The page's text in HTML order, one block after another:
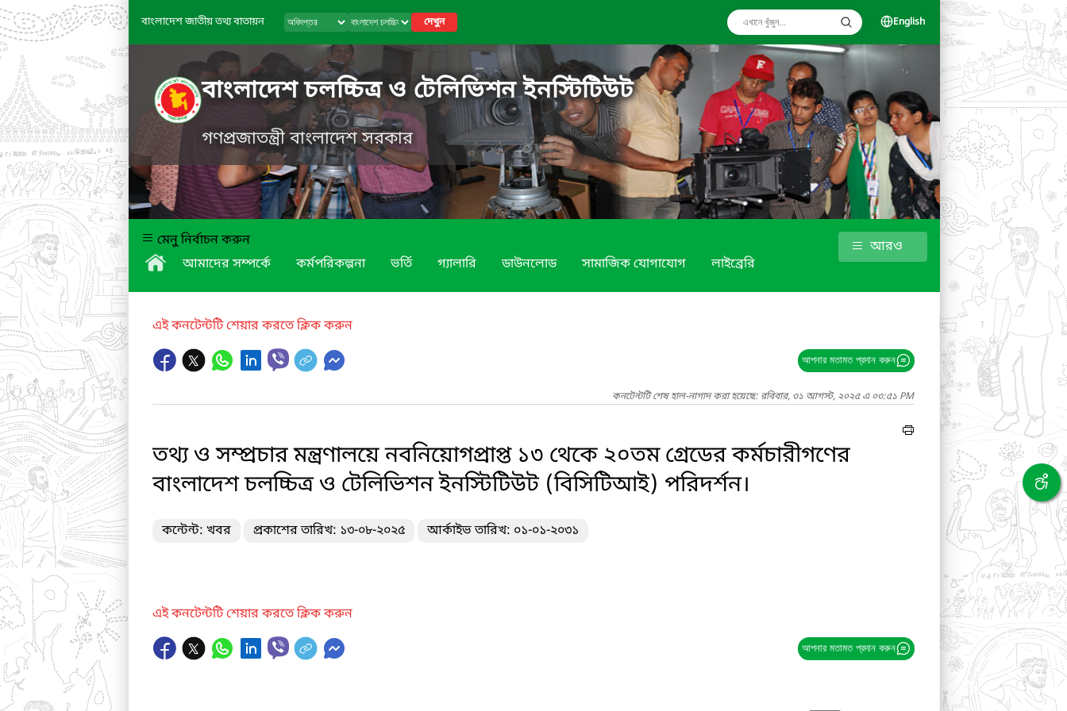
বাংলাদেশ জাতীয় তথ্য বাতায়ন দেখুন English
বাংলাদেশ চলচ্চিত্র ও টেলিভিশন ইনস্টিটিউট
গণপ্রজাতন্ত্রী বাংলাদেশ সরকার
মেনু নির্বাচন করুন
আমাদের সম্পর্কে
কর্মপরিকল্পনা ভর্তি গ্যালারি ডাউনলোড সামাজিক যোগাযোগ লাইব্রেরি
আরও
এই কনটেন্টটি শেয়ার করতে ক্লিক করুন
আপনার মতামত প্রদান করুন
কনটেন্টটি শেষ হাল-নাগাদ করা হয়েছে: রবিবার, ৩১ আগস্ট, ২০২৫ এ ০৩:৫১ PM
তথ্য ও সম্প্রচার মন্ত্রণালয়ে নবনিয়োগপ্রাপ্ত ১৩ থেকে ২০তম গ্রেডের কর্মচারীগণের
বাংলাদেশ চলচ্চিত্র ও টেলিভিশন ইনস্টিটিউট (বিসিটিআই) পরিদর্শন।
কন্টেন্ট: খবর প্রকাশের তারিখ: ১৩-০৮-২০২৫ আর্কাইভ তারিখ: ০১-০১-২০৩১
এই কনটেন্টটি শেয়ার করতে ক্লিক করুন
আপনার মতামত প্রদান করুন